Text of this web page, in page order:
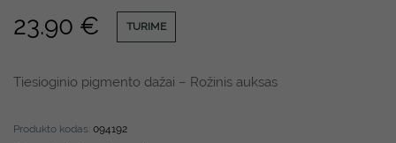
23.90 € TURIME
Tiesioginio pigmento dažai – Rožinis auksas
Produkto kodas: 094192